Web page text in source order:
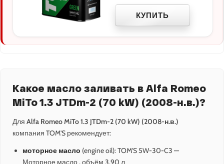
КУПИТЬ
Какое масло заливать в Alfa Romeo
MiTo 1.3 JTDm-2 (70 kW) (2008-н.в.)?
Для Alfa Romeo MiTo 1.3 JTDm-2 (70 kW) (2008-н.в.)
компания TOM'S рекомендует:
моторное масло (engine oil): TOM'S 5W-30-C3 —
Моторное масло , объём 3.90 л